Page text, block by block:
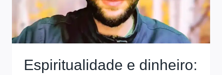
Espiritualidade e dinheiro: